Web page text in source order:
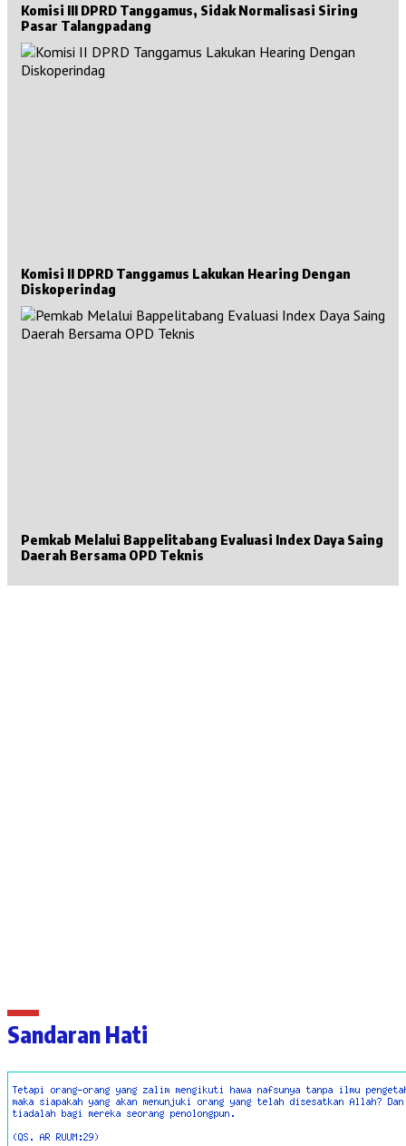
Komisi III DPRD Tanggamus, Sidak Normalisasi Siring
Pasar Talangpadang
Komisi II DPRD Tanggamus Lakukan Hearing Dengan
Diskoperindag
Pemkab Melalui Bappelitabang Evaluasi Index Daya Saing
Daerah Bersama OPD Teknis
Sandaran Hati